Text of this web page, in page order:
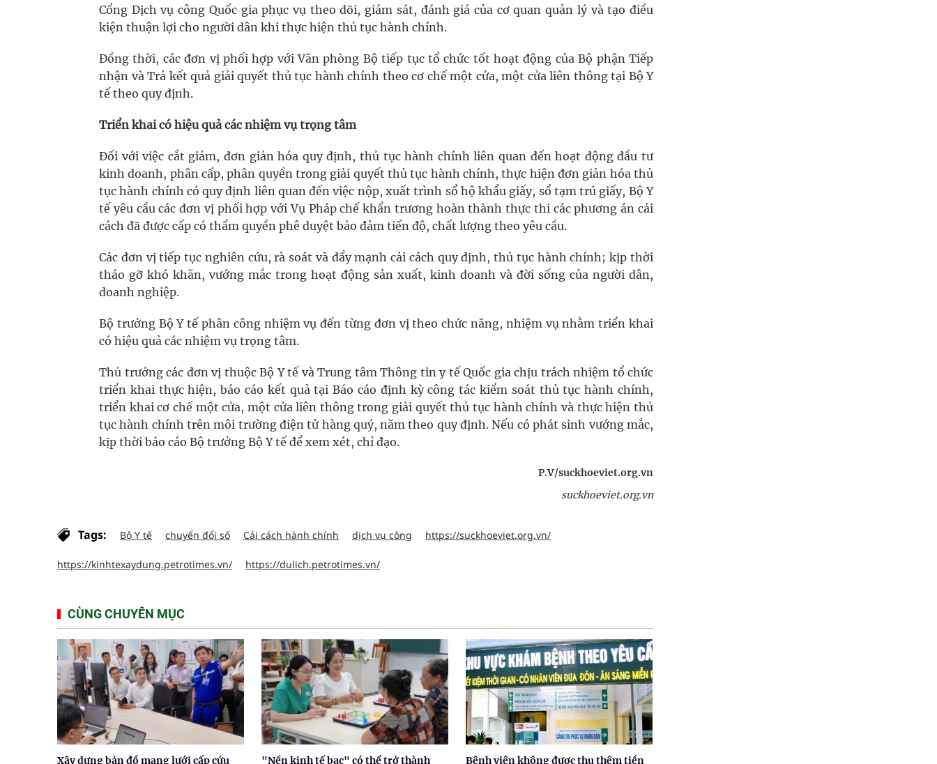
Cổng Dịch vụ công Quốc gia phục vụ theo dõi, giám sát, đánh giá của cơ quan quản lý và tạo điều
kiện thuận lợi cho người dân khi thực hiện thủ tục hành chính.
Đồng thời, các đơn vị phối hợp với Văn phòng Bộ tiếp tục tổ chức tốt hoạt động của Bộ phận Tiếp
nhận và Trả kết quả giải quyết thủ tục hành chính theo cơ chế một cửa, một cửa liên thông tại Bộ Y
tế theo quy định.
Triển khai có hiệu quả các nhiệm vụ trọng tâm
Đối với việc cắt giảm, đơn giản hóa quy định, thủ tục hành chính liên quan đến hoạt động đầu tư
kinh doanh, phân cấp, phân quyền trong giải quyết thủ tục hành chính, thực hiện đơn giản hóa thủ
tục hành chính có quy định liên quan đến việc nộp, xuất trình sổ hộ khẩu giấy, sổ tạm trú giấy, Bộ Y
tế yêu cầu các đơn vị phối hợp với Vụ Pháp chế khẩn trương hoàn thành thực thi các phương án cải
cách đã được cấp có thẩm quyền phê duyệt bảo đảm tiến độ, chất lượng theo yêu cầu.
Các đơn vị tiếp tục nghiên cứu, rà soát và đẩy mạnh cải cách quy định, thủ tục hành chính; kịp thời
tháo gỡ khó khăn, vướng mắc trong hoạt động sản xuất, kinh doanh và đời sống của người dân,
doanh nghiệp.
Bộ trưởng Bộ Y tế phân công nhiệm vụ đến từng đơn vị theo chức năng, nhiệm vụ nhằm triển khai
có hiệu quả các nhiệm vụ trọng tâm.
Thủ trưởng các đơn vị thuộc Bộ Y tế và Trung tâm Thông tin y tế Quốc gia chịu trách nhiệm tổ chức
triển khai thực hiện, báo cáo kết quả tại Báo cáo định kỳ công tác kiểm soát thủ tục hành chính,
triển khai cơ chế một cửa, một cửa liên thông trong giải quyết thủ tục hành chính và thực hiện thủ
tục hành chính trên môi trường điện tử hàng quý, năm theo quy định. Nếu có phát sinh vướng mắc,
kịp thời báo cáo Bộ trưởng Bộ Y tế để xem xét, chỉ đạo.
P.V/suckhoeviet.org.vn
suckhoeviet.org.vn
Tags: Bộ Y tế chuyển đổi số Cải cách hành chính dịch vụ công https://suckhoeviet.org.vn/
https://kinhtexaydung.petrotimes.vn/ https://dulich.petrotimes.vn/
CÙNG CHUYÊN MỤC
Xây dựng bản đồ mạng lưới cấp cứu "Nền kinh tế bạc" có thể trở thành Bệnh viện không được thu thêm tiền